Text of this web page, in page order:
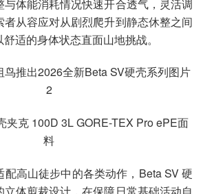
体能消耗情况快速开合透气，灵活调
从容应对从剧烈爬升到静态休整之间
适的身体状态直面山地挑战。
夹克 100D 3L GORE-TEX Pro ePE面
料
配高山徒步中的各类动作，Beta SV 硬